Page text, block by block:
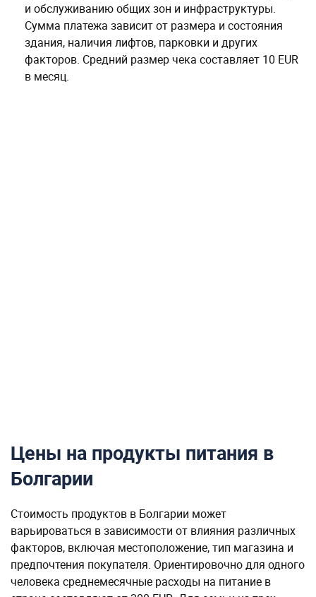
и обслуживанию общих зон и инфраструктуры.
Сумма платежа зависит от размера и состояния
здания, наличия лифтов, парковки и других
факторов. Средний размер чека составляет 10 EUR
в месяц.
факторов, включая местоположение, тип магазина и
предпочтения покупателя. Ориентировочно для одного
человека среднемесячные расходы на питание в
человек продуктовая корзина обойдется в сумму от
500 EUR. Данные цифры приблизительные и могут
отличаться в зависимости от различных факторов,
таких как питание вне дома, предпочтения по
производителям и качеству товаров.